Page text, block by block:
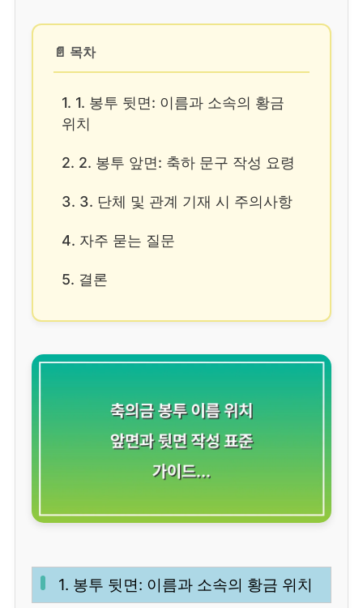
📄 목차
1. 1. 봉투 뒷면: 이름과 소속의 황금
위치
2. 2. 봉투 앞면: 축하 문구 작성 요령
3. 3. 단체 및 관계 기재 시 주의사항
4. 자주 묻는 질문
5. 결론
1. 봉투 뒷면: 이름과 소속의 황금 위치